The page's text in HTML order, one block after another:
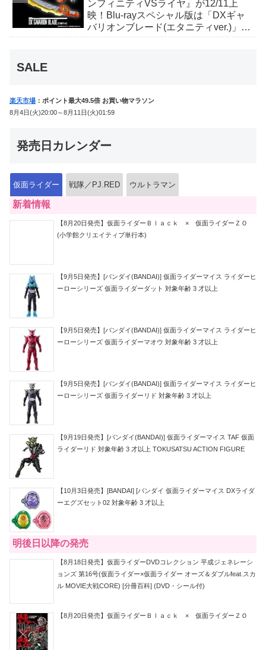
ンフィニティVSライヤ』が12/11上
映！Blu-rayスペシャル版は「DXギャ
バリオンブレード(エタニティver.)」
SALE
楽天市場 ：ポイント最大49.5倍 お買い物マラソン
8月4日(火)20:00～8月11日(火)01:59
発売日カレンダー
仮面ライダー 戦隊／PJ.RED ウルトラマン
新着情報
【8月20日発売】仮面ライダーＢｌａｃｋ × 仮面ライダーＺＯ
(小学館クリエイティブ単行本)
【9月5日発売】[バンダイ(BANDAI)] 仮面ライダーマイス ライダーヒ
ーローシリーズ 仮面ライダーダット 対象年齢 3 才以上
【9月5日発売】[バンダイ(BANDAI)] 仮面ライダーマイス ライダーヒ
ーローシリーズ 仮面ライダーマオウ 対象年齢 3 才以上
【9月5日発売】[バンダイ(BANDAI)] 仮面ライダーマイス ライダーヒ
ーローシリーズ 仮面ライダーリド 対象年齢 3 才以上
【9月19日発売】[バンダイ(BANDAI)] 仮面ライダーマイス TAF 仮面
ライダーリド 対象年齢 3 才以上 TOKUSATSU ACTION FIGURE
【10月3日発売】[BANDAI] [バンダイ 仮面ライダーマイス DXライダ
ーエグズセット02 対象年齢 3 才以上
明後日以降の発売
【8月18日発売】仮面ライダーDVDコレクション 平成ジェネレーシ
ョンズ 第16号(仮面ライダー×仮面ライダー オーズ＆ダブルfeat.スカ
ル MOVIE大戦CORE) [分冊百科] (DVD・シール付)
【8月20日発売】仮面ライダーＢｌａｃｋ × 仮面ライダーＺＯ